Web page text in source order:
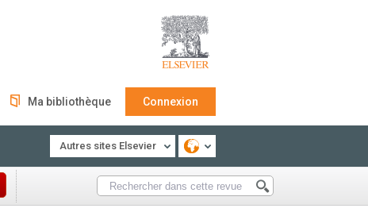
Ma bibliothèque Connexion
Autres sites Elsevier